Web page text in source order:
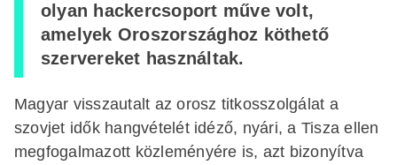
olyan hackercsoport műve volt,
amelyek Oroszországhoz köthető
szervereket használtak.
Magyar visszautalt az orosz titkosszolgálat a
szovjet idők hangvételét idéző, nyári, a Tisza ellen
megfogalmazott közleményére is, azt bizonyítva